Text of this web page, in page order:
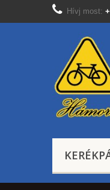
Hívj most: